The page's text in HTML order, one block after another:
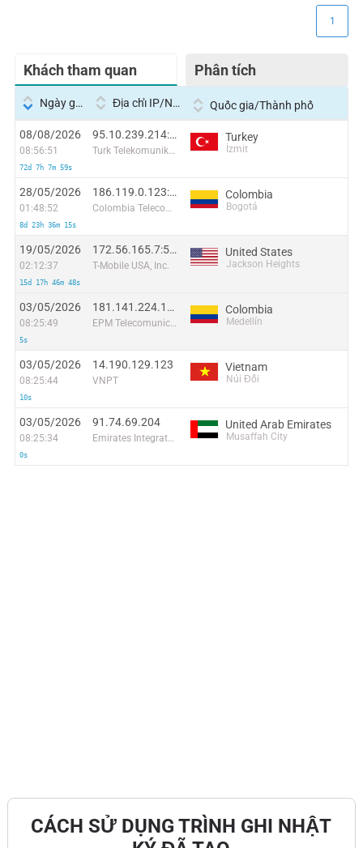
Khách tham quan Phân tích
1
Ngày giờ Địa chỉ IP/Nhà cung cấp dịch vụ Quốc gia/Thành phố
08/08/2026
08:56:51
72d 7h 7m 59s
95.10.239.214:28534
Turk Telekomunikasyon Anonim Sirketi
Turkey
İzmit
28/05/2026
01:48:52
8d 23h 36m 15s
186.119.0.123:58840
Colombia Telecomunicaciones S.a. ESP
Colombia
Bogotá
19/05/2026
02:12:37
15d 17h 46m 48s
172.56.165.7:52091
T-Mobile USA, Inc.
United States
Jackson Heights
03/05/2026
08:25:49
5s
181.141.224.163
EPM Telecomunicaciones S.A. E.S.P.
Colombia
Medellín
03/05/2026
08:25:44
10s
14.190.129.123
VNPT
Vietnam
Núi Đối
03/05/2026
08:25:34
0s
91.74.69.204
Emirates Integrated Telecommunications Company PJSC
United Arab Emirates
Musaffah City
CÁCH SỬ DỤNG TRÌNH GHI NHẬT